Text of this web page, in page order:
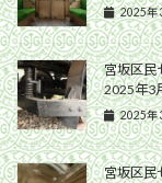
2025年
宮坂区民
2025年3
2025年
宮坂区民